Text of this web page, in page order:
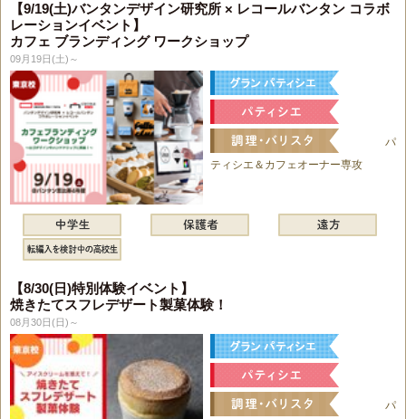
【9/19(土)バンタンデザイン研究所 × レコールバンタン コラボ
レーションイベント】
カフェ ブランディング ワークショップ
09月19日(土)～
パ
ティシエ＆カフェオーナー専攻
【8/30(日)特別体験イベント】
焼きたてスフレデザート製菓体験！
08月30日(日)～
パ